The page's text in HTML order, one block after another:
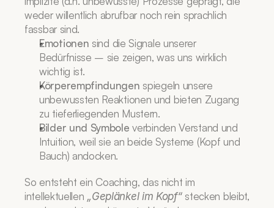
weder willentlich abrufbar noch rein sprachlich
fassbar sind.
Emotionen sind die Signale unserer
Bedürfnisse – sie zeigen, was uns wirklich
wichtig ist.
Körperempfindungen spiegeln unsere
unbewussten Reaktionen und bieten Zugang
zu tieferliegenden Mustern.
Bilder und Symbole verbinden Verstand und
Intuition, weil sie an beide Systeme (Kopf und
Bauch) andocken.
So entsteht ein Coaching, das nicht im
intellektuellen „Geplänkel im Kopf“ stecken bleibt,